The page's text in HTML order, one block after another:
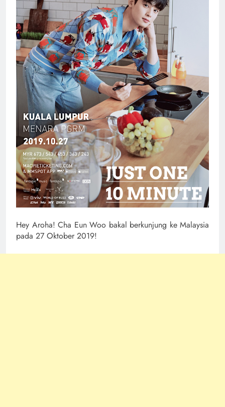
Hey Aroha! Cha Eun Woo bakal berkunjung ke Malaysia
pada 27 Oktober 2019!